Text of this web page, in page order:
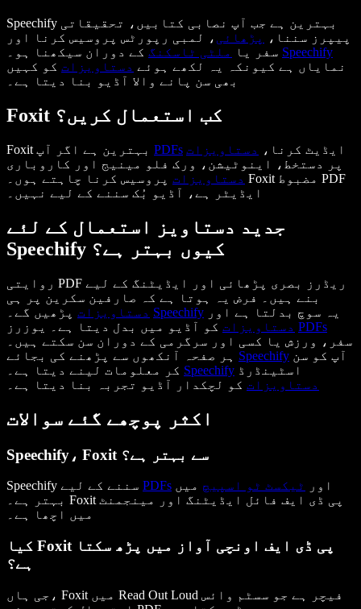
Speechify بہترین ہے جب آپ نصابی کتابیں، تحقیقاتی
پیپرز سننا،
پڑھائی ، لمبی رپورٹس پروسیس کرنا اور
سفر یا
ملٹی ٹاسکنگ
Speechify
نمایاں ہے کیونکہ یہ لکھے ہوئے دستاویزات کو کہیں
بھی سن پانے والا آڈیو بنا دیتا ہے۔
Foxit کب استعمال کریں؟
PDFs ایڈیٹ کرنا،
دستاویزات
پر دستخط، اینوٹیشن، ورک فلو مینیج اور کاروباری
دستاویزات پروسیس کرنا چاہتے ہوں۔ Foxit مضبوط PDF
ایڈیٹر ہے، آڈیو بُک سننے کے لیے نہیں۔
جدید دستاویز استعمال کے لئے
Speechify کیوں بہتر ہے؟
روایتی PDF ریڈرز بصری پڑھائی اور ایڈیٹنگ کے لیے
بنے ہیں۔ فرض یہ ہوتا ہے کہ صارفین سکرین پر ہی
دستاویزات Speechify یہ سوچ بدلتا ہے اور
دستاویزات PDFs
سفر، ورزش یا کسی اور سرگرمی کے دوران سن سکتے ہیں۔
Speechify
Speechify اسٹینڈرڈ
دستاویزات کو لچکدار آڈیو تجربہ بنا دیتا ہے۔
اکثر پوچھے گئے سوالات
Speechify، Foxit سے بہتر ہے؟
PDFs اور ٹیکسٹ ٹو اسپیچ میں
بہتر ہے۔ Foxit پی ڈی ایف فائل ایڈیٹنگ اور مینجمنٹ
میں اچھا ہے۔
کیا Foxit پی ڈی ایف اونچی آواز میں پڑھ سکتا
ہے؟
جی ہاں، Foxit میں Read Out Loud فیچر ہے جو سسٹم وائس